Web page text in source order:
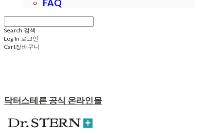
FAQ
Search 검색
Log In 로그인
Cart장바구니
닥터스테른 공식 온라인몰